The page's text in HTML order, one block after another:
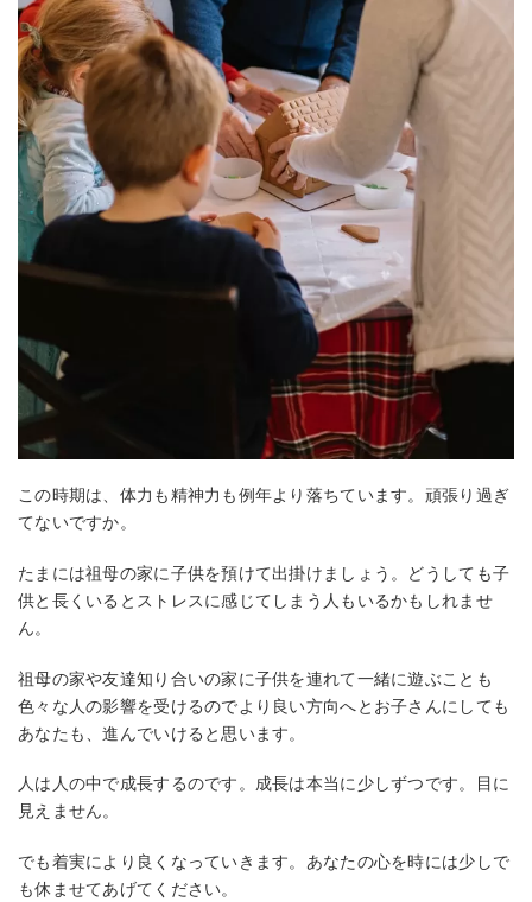
この時期は、体力も精神力も例年より落ちています。頑張り過ぎ
てないですか。
たまには祖母の家に子供を預けて出掛けましょう。どうしても子
供と長くいるとストレスに感じてしまう人もいるかもしれませ
ん。
祖母の家や友達知り合いの家に子供を連れて一緒に遊ぶことも
色々な人の影響を受けるのでより良い方向へとお子さんにしても
あなたも、進んでいけると思います。
人は人の中で成長するのです。成長は本当に少しずつです。目に
見えません。
でも着実により良くなっていきます。あなたの心を時には少しで
も休ませてあげてください。